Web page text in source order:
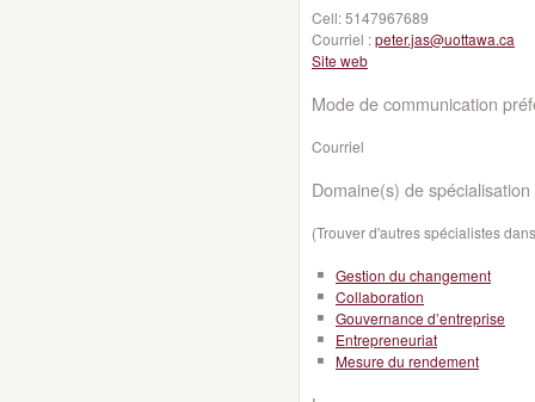
Cell:5147967689
Courriel :peter.jas@uottawa.ca
Site web
Mode de communication
Courriel
Domaine(s) de spécialisation
(Trouver d'autres spécialistes
Gestion du changement
Collaboration
Gouvernance d’entreprise
Entrepreneuriat
Mesure du rendement